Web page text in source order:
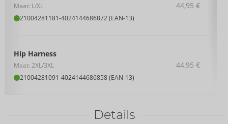
Maat: L/XL
21004281181-4024144686872 (EAN-13)
44,95 €
Hip Harness
Maat: 2XL/3XL
21004281091-4024144686858 (EAN-13)
44,95 €
Details